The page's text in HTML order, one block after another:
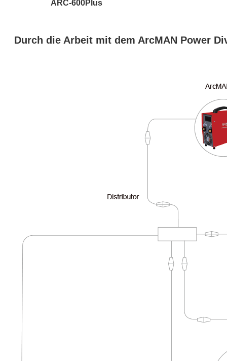
ARC-600Plus
Durch die Arbeit mit dem ArcMAN Power